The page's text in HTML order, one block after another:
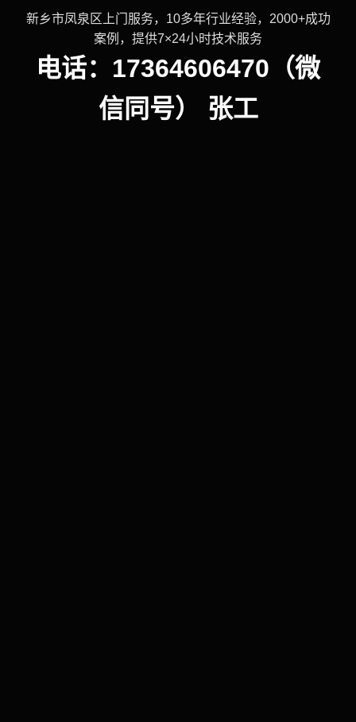
新乡市凤泉区上门服务，10多年行业经验，2000+成功
案例，提供7×24小时技术服务
电话：17364606470（微
信同号） 张工